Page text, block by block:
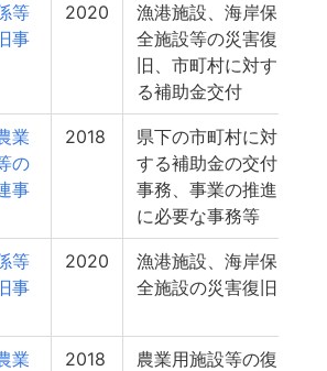
等
事
2020
漁港施設、海岸保
全施設等の災害復
旧、市町村に対す
る補助金交付
業
の
事
2018
県下の市町村に対
する補助金の交付
事務、事業の推進
に必要な事務等
等
事
2020
漁港施設、海岸保
全施設の災害復旧
業
2018
農業用施設等の復